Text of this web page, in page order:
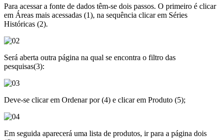
Para acessar a fonte de dados têm-se dois passos. O primeiro é clicar
em Áreas mais acessadas (1), na sequência clicar em Séries
Históricas (2).
Será aberta outra página na qual se encontra o filtro das
pesquisas(3):
Deve-se clicar em Ordenar por (4) e clicar em Produto (5);
Em seguida aparecerá uma lista de produtos, ir para a página dois